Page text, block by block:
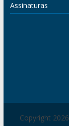
Assinaturas
Copyright 2026